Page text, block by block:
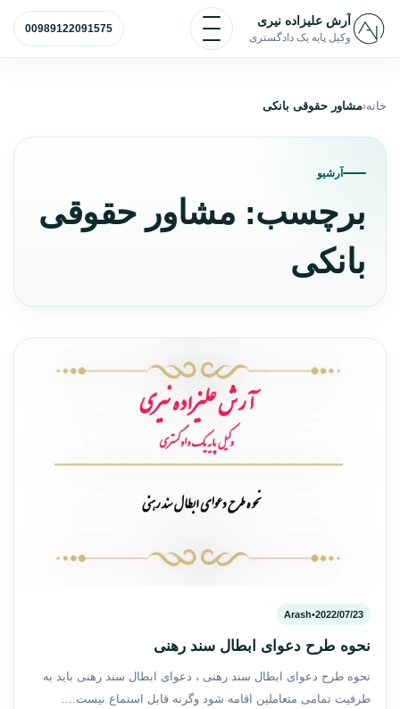
پرش به محتوا
آرش علیزاده نیری
وکیل پایه یک دادگستری
باز و بسته کردن منو
00989122091575
خانه مشاور حقوقی بانکی
آرشیو
برچسب: مشاور حقوقی
بانکی
2022/07/23
•
Arash
نحوه طرح دعوای ابطال سند رهنی
نحوه طرح دعوای ابطال سند رهنی ، دعوای ابطال سند رهنی باید به
طرفیت تمامی متعاملین اقامه شود وگرنه قابل استماع نیست.…